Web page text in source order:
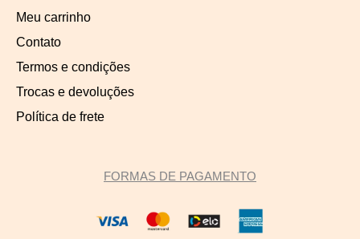
Meu carrinho
Contato
Termos e condições
Trocas e devoluções
Política de frete
FORMAS DE PAGAMENTO